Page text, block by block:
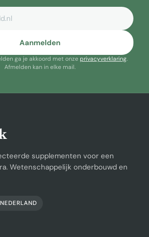
Aanmelden
ga je akkoord met onzeprivacyverklaring.
Afmelden kan in elke mail.
supplementen voor een
Wetenschappelijk onderbouwd en